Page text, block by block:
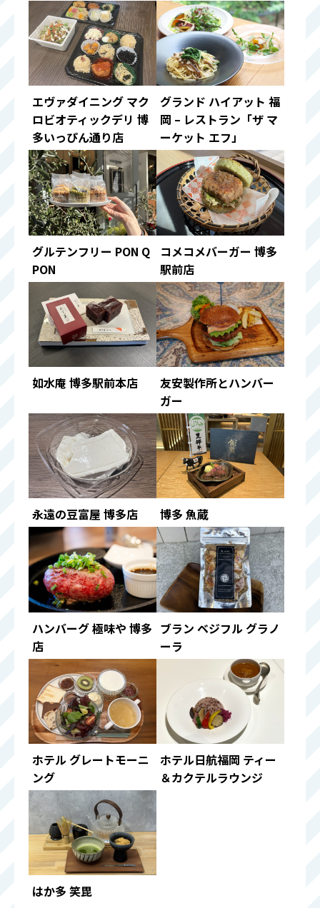
エヴァダイニング マク
ロビオティックデリ 博
多いっぴん通り店
グランド ハイアット 福
岡 – レストラン「ザ マ
ーケット エフ」
グルテンフリー PON Q
PON
コメコメバーガー 博多
駅前店
如水庵 博多駅前本店
友安製作所とハンバー
ガー
永遠の豆富屋 博多店 博多 魚蔵
ハンバーグ 極味や 博多
店
ブラン ベジフル グラノ
ーラ
ホテル グレートモーニ
ング
ホテル日航福岡 ティー
＆カクテルラウンジ
はか多 笑毘